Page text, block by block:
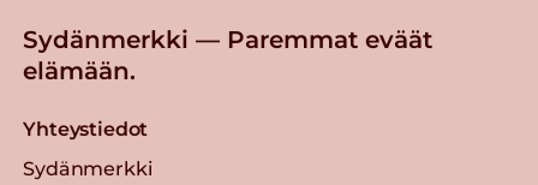
Sydänmerkki — Paremmat eväät
elämään.
Yhteystiedot
Sydänmerkki